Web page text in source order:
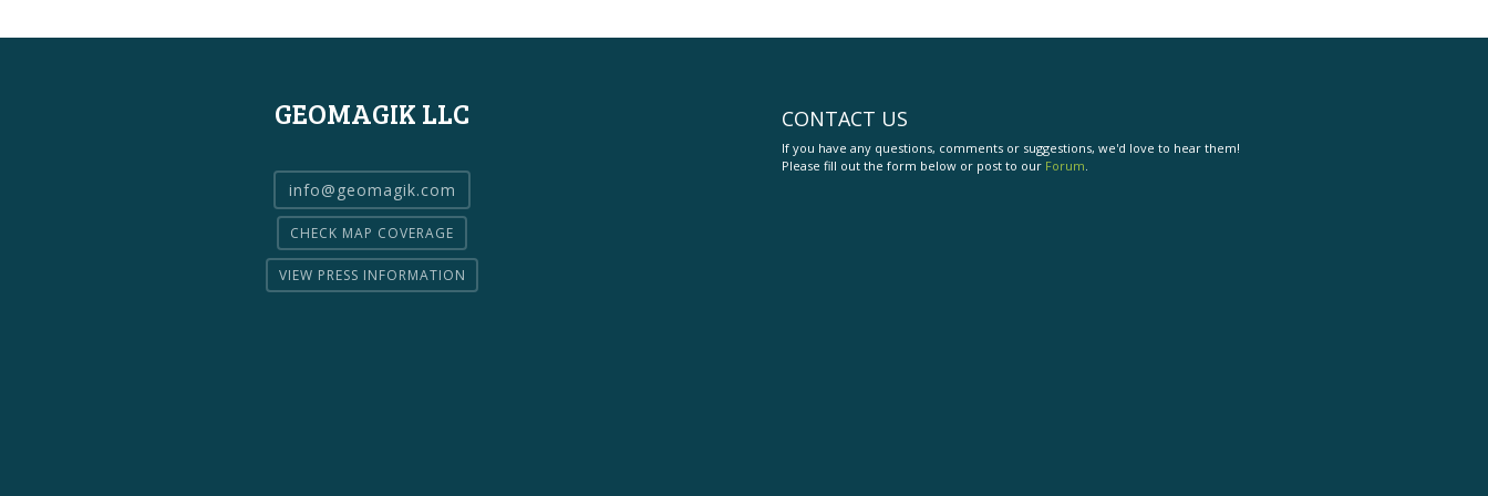
GEOMAGIK LLC
info@geomagik.com
CHECK MAP COVERAGE
VIEW PRESS INFORMATION
CONTACT US
If you have any questions, comments or suggestions, we'd love to hear them!
Please fill out the form below or post to our Forum.